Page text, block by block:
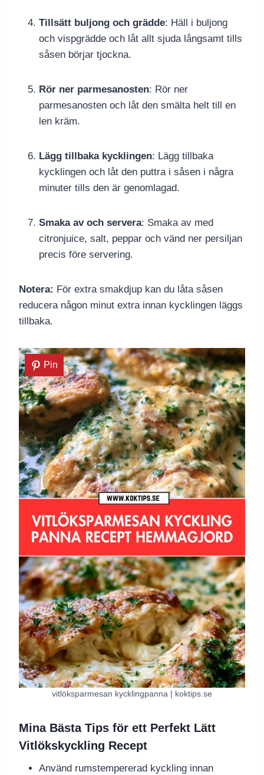
Tillsätt buljong och grädde: Häll i buljong
och vispgrädde och låt allt sjuda långsamt tills
såsen börjar tjockna.
Rör ner parmesanosten: Rör ner
parmesanosten och låt den smälta helt till en
len kräm.
Lägg tillbaka kycklingen: Lägg tillbaka
kycklingen och låt den puttra i såsen i några
minuter tills den är genomlagad.
Smaka av och servera: Smaka av med
citronjuice, salt, peppar och vänd ner persiljan
precis före servering.
Notera: För extra smakdjup kan du låta såsen
reducera någon minut extra innan kycklingen läggs
tillbaka.
Pin
vitlöksparmesan kycklingpanna | koktips.se
Mina Bästa Tips för ett Perfekt Lätt
Vitlökskyckling Recept
Använd rumstempererad kyckling innan